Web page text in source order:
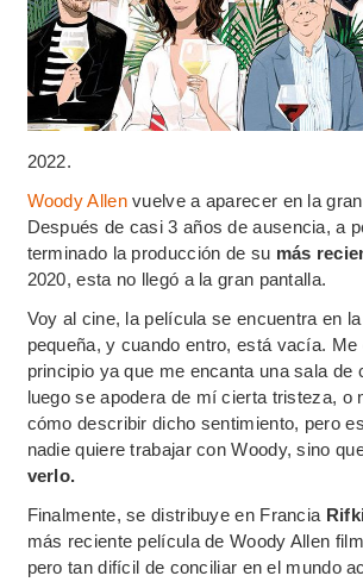
2022.
Woody Allenvuelve a aparecer en la
Después de casi 3 años de ausencia, a
terminado la producción de su más
2020, esta no llegó a la gran pantalla.
Voy al cine, la película se encuentra en
pequeña, y cuando entro, está vacía. Me
principio ya que me encanta una sala de
luego se apodera de mí cierta tristeza, o
cómo describir dicho sentimiento, pero
nadie quiere trabajar con Woody, sino
verlo.
Finalmente, se distribuye en Francia
más reciente película de Woody Allen
pero tan difícil de conciliar en el mundo